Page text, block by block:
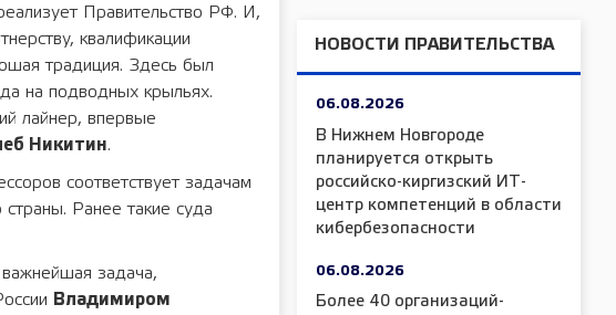
Правительство РФ. И,
квалификации
традиция. Здесь был
на подводных крыльях.
лайнер, впервые
Никитин.
соответствует задачам
Ранее такие суда
задача,
Владимиром
НОВОСТИ ПРАВИТЕЛЬСТВА
06.08.2026
В Нижнем Новгороде
планируется открыть
российско-киргизский ИТ-
центр компетенций в области
кибербезопасности
06.08.2026
Более 40 организаций-